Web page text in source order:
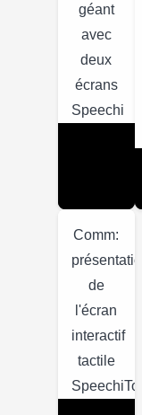
géant
avec
deux
écrans
Speechi
Comm:
présentation
de
l'écran
interactif
tactile